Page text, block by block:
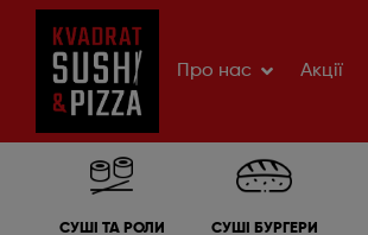
Про нас Акції
СУШІ ТА РОЛИ СУШІ БУРГЕРИ